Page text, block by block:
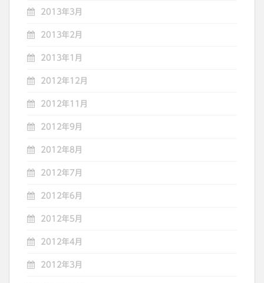
2013年3月
2013年2月
2013年1月
2012年12月
2012年11月
2012年9月
2012年8月
2012年7月
2012年6月
2012年5月
2012年4月
2012年3月